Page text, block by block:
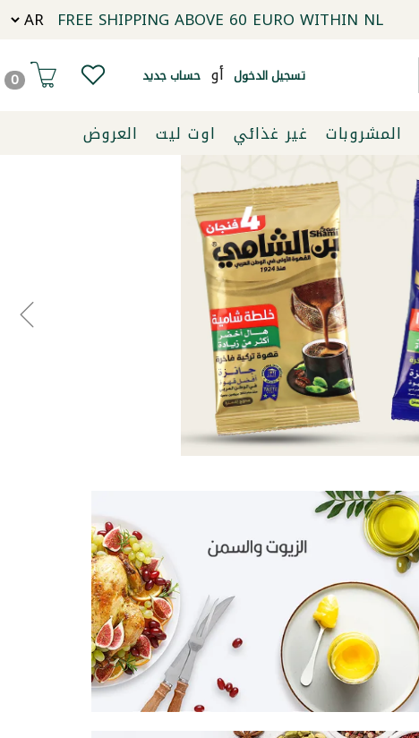
FREE SHIPPING ABOVE 60 EURO WITHIN NL
تسجيل الدخول أو حساب جديد 0
المشروبات غير غذائي اوت ليت العروض